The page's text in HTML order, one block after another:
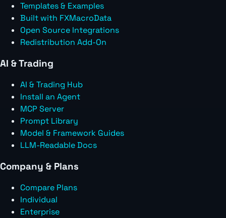
Templates & Examples
Built with FXMacroData
Open Source Integrations
Redistribution Add-On
AI & Trading
AI & Trading Hub
Install an Agent
MCP Server
Prompt Library
Model & Framework Guides
LLM-Readable Docs
Company & Plans
Compare Plans
Individual
Enterprise